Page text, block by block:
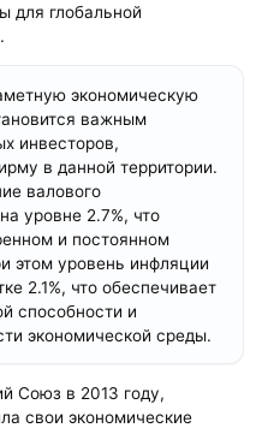
для глобальной
экономическую
важным
инвесторов,
в данной территории.
валового
уровне 2.7%, что
и постоянном
этом уровень инфляции
2.1%, что обеспечивает
способности и
экономической среды.
Союз в 2013 году,
свои экономические